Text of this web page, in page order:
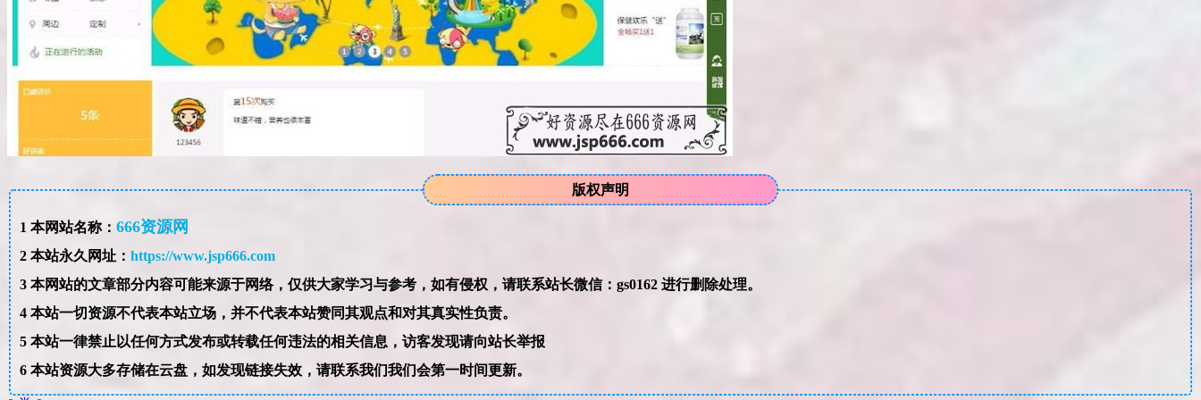
版权声明
1 本网站名称： 666资源网
2本站永久网址： https://www.jsp666.com
3
本网站的文章部分内容可能来源于网络，仅供大家学习与参考，如有侵权，请联系站长微信：gs0162 进行删除处理。
4本站一切资源不代表本站立场，并不代表本站赞同其观点和对其真实性负责。
5本站一律禁止以任何方式发布或转载任何违法的相关信息，访客发现请向站长举报
6本站资源大多存储在云盘，如发现链接失效，请联系我们我们会第一时间更新。